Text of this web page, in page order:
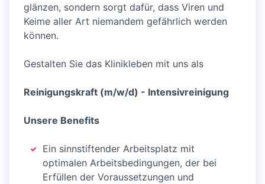
glänzen, sondern sorgt dafür, dass Viren und
Keime aller Art niemandem gefährlich werden
können.
Gestalten Sie das Klinikleben mit uns als
Reinigungskraft (m/w/d) - Intensivreinigung
Unsere Benefits
Ein sinnstiftender Arbeitsplatz mit
optimalen Arbeitsbedingungen, der bei
Erfüllen der Voraussetzungen und